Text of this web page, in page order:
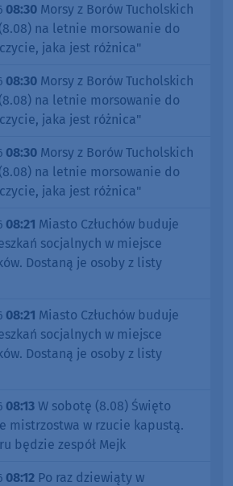
08:30 Morsy z Borów Tucholskich
na letnie morsowanie do
jaka jest różnica"
08:30 Morsy z Borów Tucholskich
na letnie morsowanie do
jaka jest różnica"
08:30 Morsy z Borów Tucholskich
na letnie morsowanie do
jaka jest różnica"
08:21 Miasto Człuchów buduje
socjalnych w miejsce
Dostaną je osoby z listy
08:21 Miasto Człuchów buduje
socjalnych w miejsce
Dostaną je osoby z listy
08:13 W sobotę (8.08) Święto
mistrzostwa w rzucie kapustą.
będzie zespół Mejk
08:12 Po raz dziewiąty w